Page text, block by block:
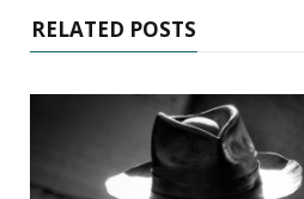
RELATED POSTS